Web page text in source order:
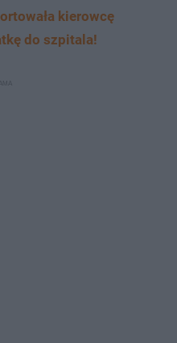
kierowcę
do szpitala!